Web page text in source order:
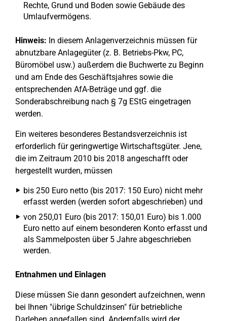
Rechte, Grund und Boden sowie Gebäude des
Umlaufvermögens.
Hinweis: In diesem Anlagenverzeichnis müssen für
abnutzbare Anlagegüter (z. B. Betriebs-Pkw, PC,
Büromöbel usw.) außerdem die Buchwerte zu Beginn
und am Ende des Geschäftsjahres sowie die
entsprechenden AfA-Beträge und ggf. die
Sonderabschreibung nach § 7g EStG eingetragen
werden.
Ein weiteres besonderes Bestandsverzeichnis ist
erforderlich für geringwertige Wirtschaftsgüter. Jene,
die im Zeitraum 2010 bis 2018 angeschafft oder
hergestellt wurden, müssen
bis 250 Euro netto (bis 2017: 150 Euro) nicht mehr
erfasst werden (werden sofort abgeschrieben) und
von 250,01 Euro (bis 2017: 150,01 Euro) bis 1.000
Euro netto auf einem besonderen Konto erfasst und
als Sammelposten über 5 Jahre abgeschrieben
werden.
Entnahmen und Einlagen
Diese müssen Sie dann gesondert aufzeichnen, wenn
bei Ihnen "übrige Schuldzinsen" für betriebliche